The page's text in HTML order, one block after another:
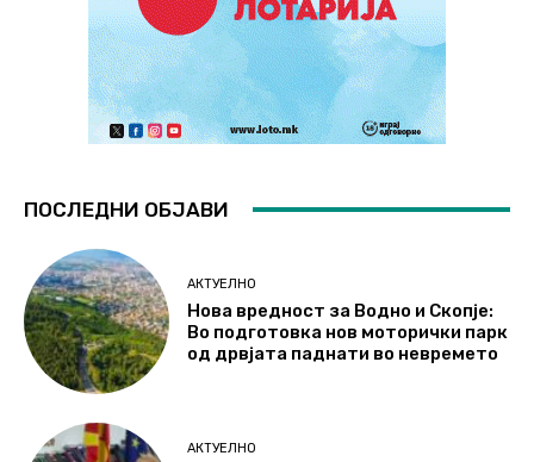
ПОСЛЕДНИ ОБЈАВИ
АКТУЕЛНО
Нова вредност за Водно и Скопје:
Во подготовка нов моторички парк
од дрвјата паднати во невремето
АКТУЕЛНО